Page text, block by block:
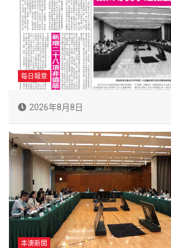
每日報章
2026年8月8日
本澳新聞